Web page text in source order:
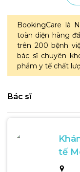
BookingCare là
toàn diện hàng
trên 200 bệnh
bác sĩ chuyên
phẩm y tế chất
Bác sĩ
tế